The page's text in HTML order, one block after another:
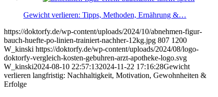
Gewicht verlieren: Tipps, Methoden, Ernährung &…
https://doktorfy.de/wp-content/uploads/2024/10/abnehmen-figur-
bauch-huefte-po-linien-trainiert-nachher-12kg.jpg 807 1200
W_kinski https://doktorfy.de/wp-content/uploads/2024/08/logo-
doktorfy-vergleich-kosten-gebuhren-arzt-apotheke-logo.svg
W_kinski2024-08-10 22:57:132024-11-22 17:16:28Gewicht
verlieren langfristig: Nachhaltigkeit, Motivation, Gewohnheiten &
Erfolge